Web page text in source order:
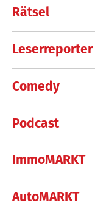
Rätsel
Leserreporter
Comedy
Podcast
ImmoMARKT
AutoMARKT